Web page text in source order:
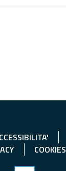
COOKIES